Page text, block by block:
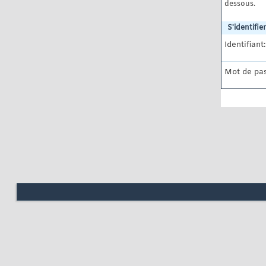
dessous.
S'identifier
Identifiant:
Mot de